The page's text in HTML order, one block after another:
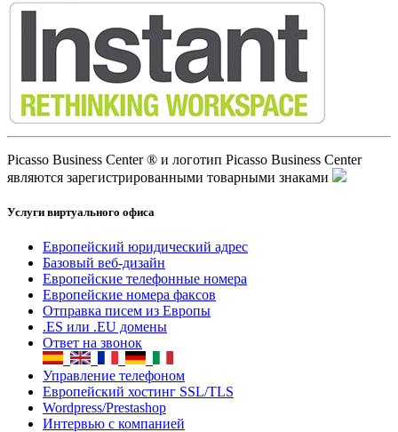
Picasso Business Center ® и логотип Picasso Business Center
являются зарегистрированными товарными знаками
Услуги виртуального офиса
Европейский юридический адрес
Базовый веб-дизайн
Европейские телефонные номера
Европейские номера факсов
Отправка писем из Европы
.ES или .EU домены
Ответ на звонок
Управление телефоном
Европейский хостинг SSL/TLS
Wordpress/Prestashop
Интервью с компанией